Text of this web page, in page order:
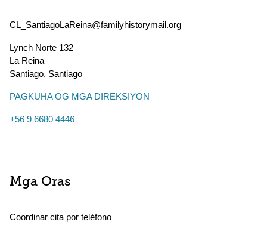
CL_SantiagoLaReina@familyhistorymail.org
Lynch Norte 132
La Reina
Santiago, Santiago
PAGKUHA OG MGA DIREKSIYON
+56 9 6680 4446
Mga Oras
Coordinar cita por teléfono